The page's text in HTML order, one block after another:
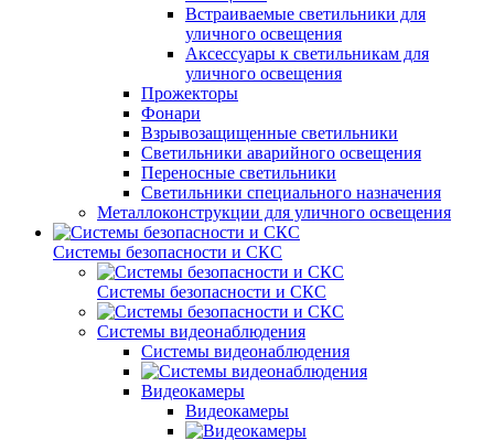
Встраиваемые светильники для
уличного освещения
Аксессуары к светильникам для
уличного освещения
Прожекторы
Фонари
Взрывозащищенные светильники
Светильники аварийного освещения
Переносные светильники
Светильники специального назначения
Металлоконструкции для уличного освещения
Системы безопасности и СКС
Системы безопасности и СКС
Системы видеонаблюдения
Системы видеонаблюдения
Видеокамеры
Видеокамеры